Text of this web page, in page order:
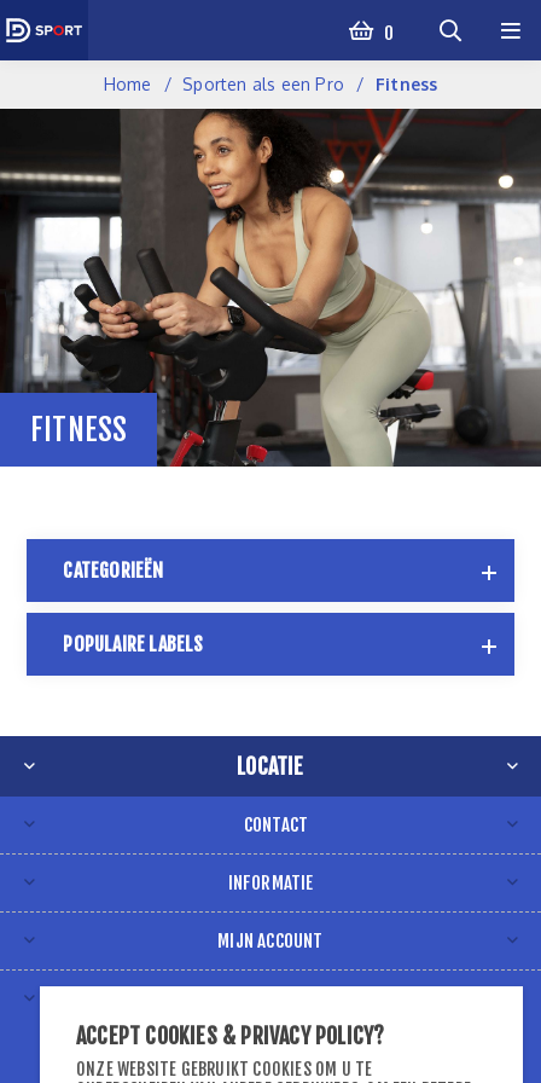
0
Home Sporten als een Pro Fitness
FITNESS
CATEGORIEËN
POPULAIRE LABELS
LOCATIE
CONTACT
INFORMATIE
MIJN ACCOUNT
ACCEPT COOKIES & PRIVACY POLICY?
ONZE WEBSITE GEBRUIKT COOKIES OM U TE